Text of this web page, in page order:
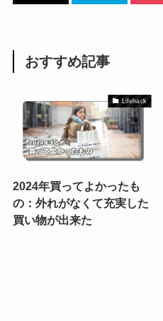
おすすめ記事
Lifehack
2024年買ってよかったも
の：外れがなくて充実した
買い物が出来た